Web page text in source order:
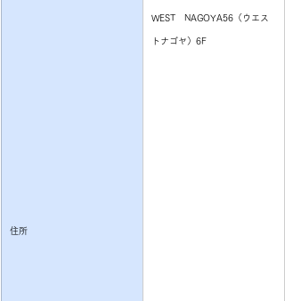
住所
WEST　NAGOYA56（ウエス
トナゴヤ）6F